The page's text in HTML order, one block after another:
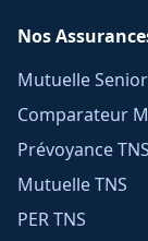
Nos
Mutuelle Senior
Comparateur
Prévoyance TNS
Mutuelle TNS
PER TNS